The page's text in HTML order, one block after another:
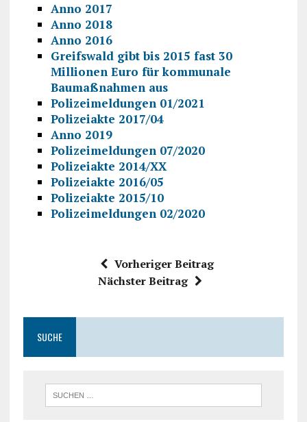
Anno 2017
Anno 2018
Anno 2016
Greifswald gibt bis 2015 fast 30
Millionen Euro für kommunale
Baumaßnahmen aus
Polizeimeldungen 01/2021
Polizeiakte 2017/04
Anno 2019
Polizeimeldungen 07/2020
Polizeiakte 2014/XX
Polizeiakte 2016/05
Polizeiakte 2015/10
Polizeimeldungen 02/2020
Vorheriger Beitrag
Nächster Beitrag
SUCHE